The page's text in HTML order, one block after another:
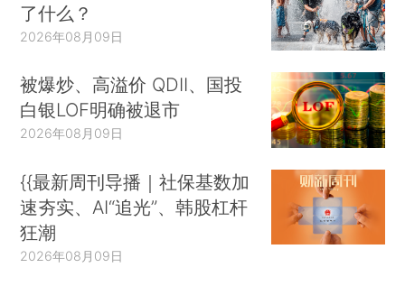
了什么？
2026年08月09日
被爆炒、高溢价 QDII、国投
白银LOF明确被退市
2026年08月09日
{{最新周刊导播｜社保基数加
速夯实、AI“追光”、韩股杠杆
狂潮
2026年08月09日